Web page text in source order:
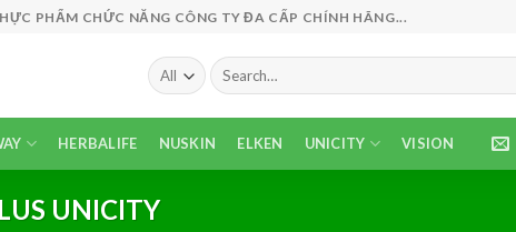
PHẨM CHỨC NĂNG CÔNG TY ĐA CẤP CHÍNH HÃNG...
Search
for:
HERBALIFE NUSKIN ELKEN UNICITY VISION
UNICITY